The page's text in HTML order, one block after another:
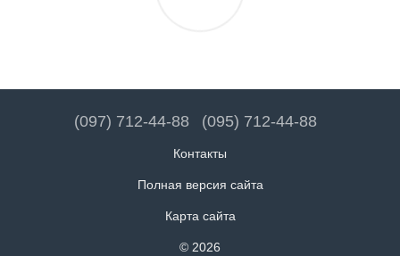
(097) 712-44-88 (095) 712-44-88
Контакты
Полная версия сайта
Карта сайта
© 2026